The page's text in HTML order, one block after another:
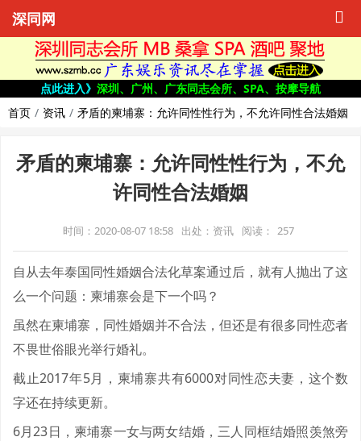
深同网
点此进入》 深圳、广州、广东同志会所、SPA、按摩导航
首页
资讯 矛盾的柬埔寨：允许同性性行为，不允许同性合法婚姻
矛盾的柬埔寨：允许同性性行为，不允
许同性合法婚姻
时间：2020-08-07 18:58 出处：资讯 阅读： 257
自从去年泰国同性婚姻合法化草案通过后，就有人抛出了这
么一个问题：柬埔寨会是下一个吗？
虽然在柬埔寨，同性婚姻并不合法，但还是有很多同性恋者
不畏世俗眼光举行婚礼。
截止2017年5月，柬埔寨共有6000对同性恋夫妻，这个数
字还在持续更新。
6月23日，柬埔寨一女与两女结婚，三人同框结婚照羡煞旁